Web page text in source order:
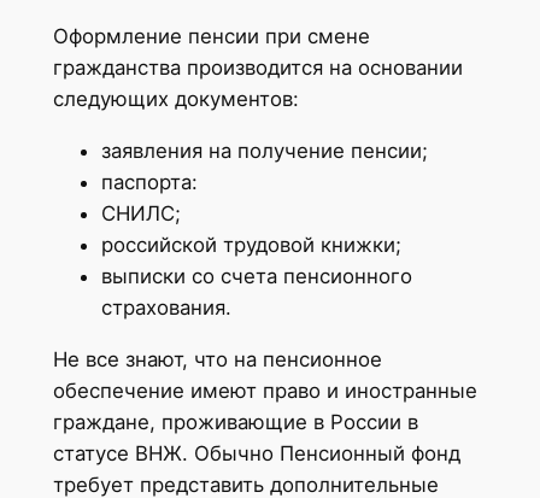
Оформление пенсии при смене
гражданства производится на основании
следующих документов:
заявления на получение пенсии;
паспорта:
СНИЛС;
российской трудовой книжки;
выписки со счета пенсионного
страхования.
Не все знают, что на пенсионное
обеспечение имеют право и иностранные
граждане, проживающие в России в
статусе ВНЖ. Обычно Пенсионный фонд
требует представить дополнительные